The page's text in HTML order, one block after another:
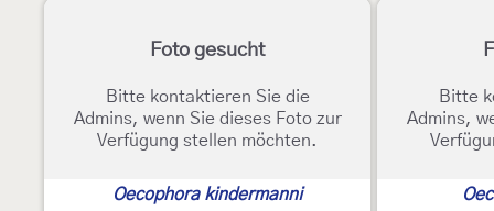
Foto gesucht
Bitte kontaktieren Sie die
Admins, wenn Sie dieses Foto zur
Verfügung stellen möchten.
Oecophora kindermanni
Bitte
Admins,